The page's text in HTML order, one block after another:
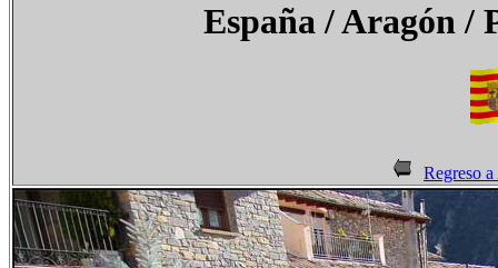
España/ Aragón /
Regreso